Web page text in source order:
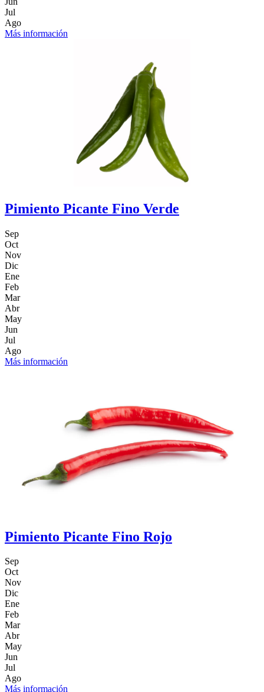
Jul
Ago
Más información
Pimiento Picante Fino Verde
Sep
Oct
Nov
Dic
Ene
Feb
Mar
Abr
May
Jun
Jul
Ago
Más información
Pimiento Picante Fino Rojo
Sep
Oct
Nov
Dic
Ene
Feb
Mar
Abr
May
Jun
Jul
Ago
Más información